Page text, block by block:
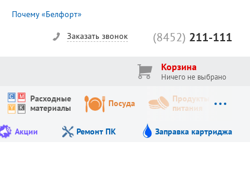
Почему «Белфорт»
(8452) 211-111
Заказать звонок
Корзина
Ничего не выбрано
Расходные
материалы
Посуда
Продукты
питания
Акции Ремонт ПК Заправка картриджа